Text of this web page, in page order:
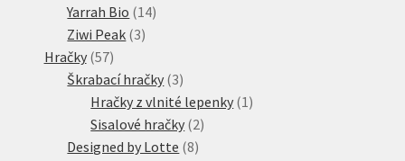
produkty
Yarrah Bio 1414
Ziwi Peak 33
Hračky 5757
produktů
Škrabací hračky 33
produkty
Hračky z vlnité lepenky 1 1
Sisalové hračky 22
Designed by Lotte 88